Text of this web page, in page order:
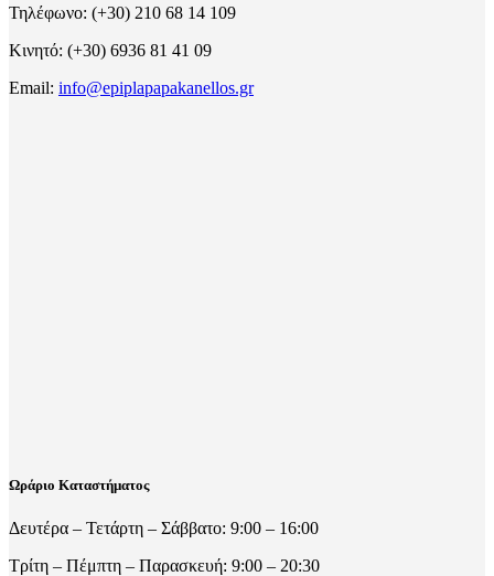
Τηλέφωνο: (+30) 210 68 14 109
Κινητό: (+30) 6936 81 41 09
Email: info@epiplapapakanellos.gr
Ωράριο Καταστήματος
Δευτέρα – Τετάρτη – Σάββατο: 9:00 – 16:00
Τρίτη – Πέμπτη – Παρασκευή: 9:00 – 20:30